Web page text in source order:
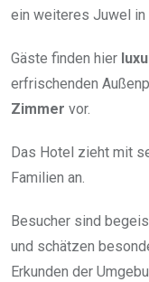
ein weiteres Juwel in
Gäste finden hier
erfrischenden
Zimmer vor.
Das Hotel zieht mit
Familien an.
Besucher sind
und schätzen
Erkunden der